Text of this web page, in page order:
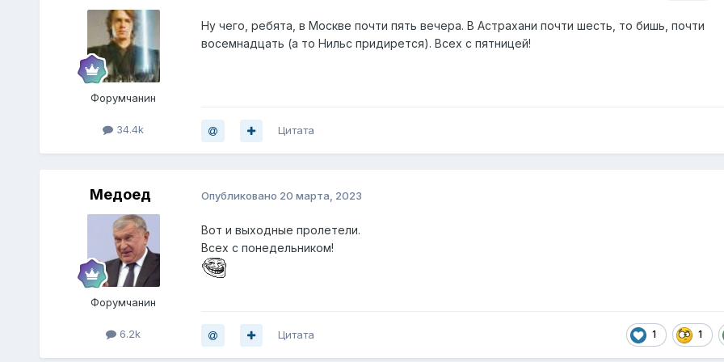
Форумчанин
34.4k
Ну чего, ребята, в Москве почти пять вечера. В Астрахани почти шесть, то бишь, почти
восемнадцать (а то Нильс придирется). Всех с пятницей!
Цитата
Медоед
Форумчанин
6.2k
Опубликовано 20 марта, 2023
Вот и выходные пролетели.
Всех с понедельником!
1 1
Цитата